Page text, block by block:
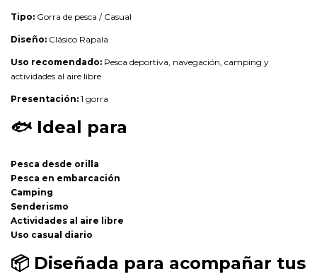
Tipo: Gorra de pesca / Casual
Diseño: Clásico Rapala
Uso recomendado: Pesca deportiva, navegación, camping y
actividades al aire libre
Presentación: 1 gorra
🐟 Ideal para
Pesca desde orilla
Pesca en embarcación
Camping
Senderismo
Actividades al aire libre
Uso casual diario
📦 Diseñada para acompañar tus